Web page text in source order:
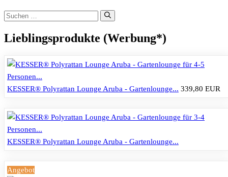
Suchen
nach:
Lieblingsprodukte (Werbung*)
KESSER® Polyrattan Lounge Aruba - Gartenlounge... 339,80 EUR
KESSER® Polyrattan Lounge Aruba - Gartenlounge...
Angebot